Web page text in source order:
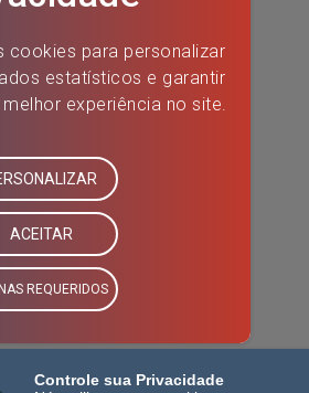
Controle sua Privacidade